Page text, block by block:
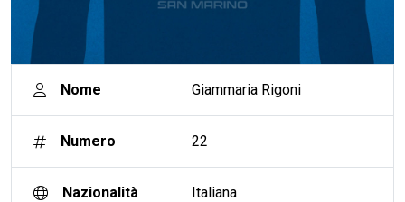
Nome Giammaria Rigoni
Numero 22
Nazionalità Italiana